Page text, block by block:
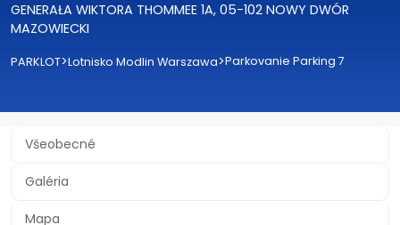
GENERAŁA WIKTORA THOMMEE 1A, 05-102 NOWY DWÓR
MAZOWIECKI
PARKLOT>Lotnisko Modlin Warszawa>Parkovanie Parking 7
Všeobecné
Galéria
Mapa